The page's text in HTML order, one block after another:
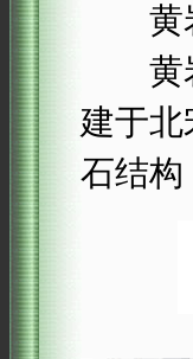
黄岩
黄岩
建于
石结构